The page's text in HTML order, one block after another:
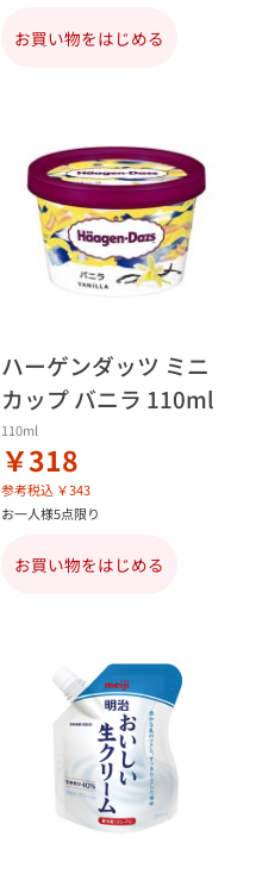
お買い物をはじめる
ハーゲンダッツ ミニ
カップ バニラ 110ml
110ml
￥318
参考税込 ￥343
お一人様5点限り
お買い物をはじめる